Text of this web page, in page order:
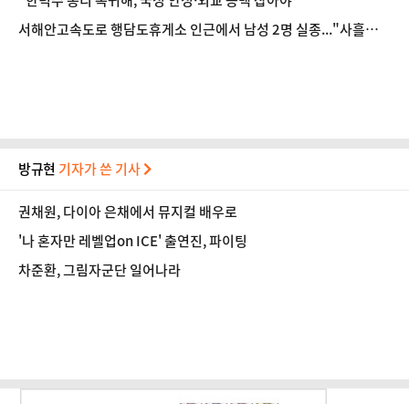
서해안고속도로 행담도휴게소 인근에서 남성 2명 실종..."사흘째
방규현 기자가 쓴 기사
권채원, 다이아 은채에서 뮤지컬 배우로
'나 혼자만 레벨업on ICE' 출연진, 파이팅
차준환, 그림자군단 일어나라